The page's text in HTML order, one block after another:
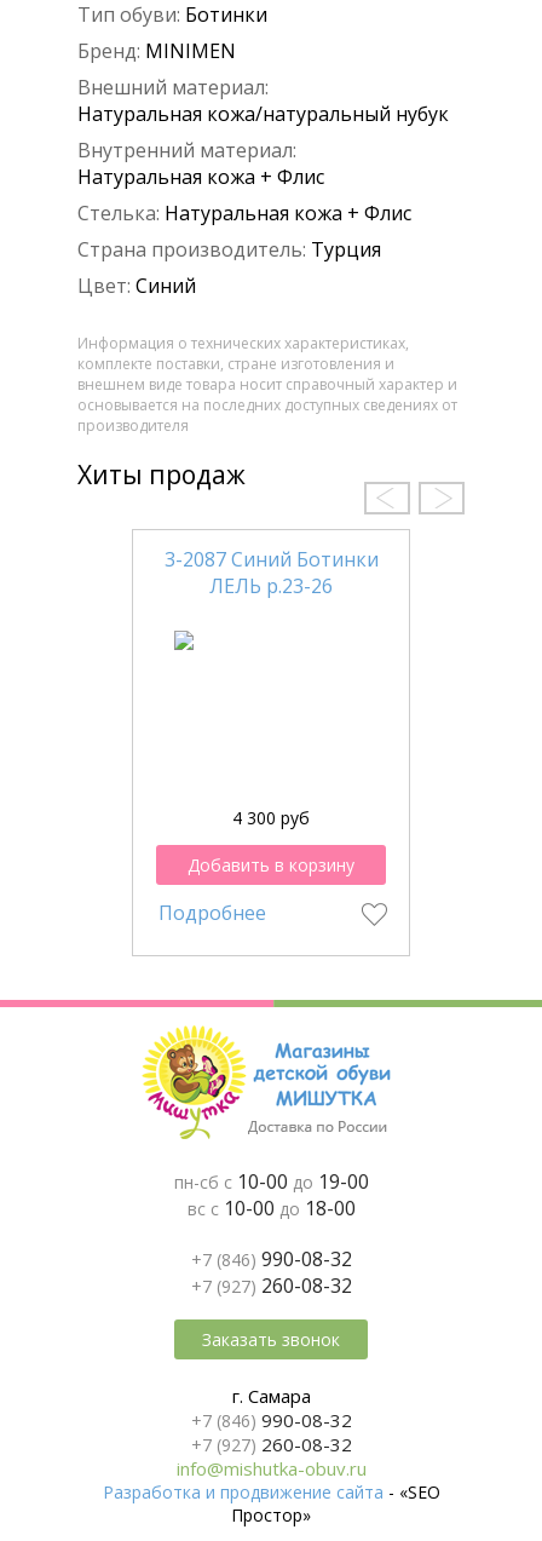
Тип обуви: Ботинки
Бренд: MINIMEN
Внешний материал:
Натуральная кожа/натуральный нубук
Внутренний материал:
Натуральная кожа + Флис
Стелька: Натуральная кожа + Флис
Страна производитель: Турция
Цвет: Синий
Информация о технических характеристиках,
комплекте поставки, стране изготовления и
внешнем виде товара носит справочный характер и
основывается на последних доступных сведениях от
производителя
Хиты продаж
3-2087 Синий Ботинки
ЛЕЛЬ р.23-26
4 300 руб
Добавить в корзину
Подробнее
пн-сб с 10-00 до 19-00
вс с 10-00 до 18-00
+7 (846) 990-08-32
+7 (927) 260-08-32
Заказать звонок
г. Самара
+7 (846) 990-08-32
+7 (927) 260-08-32
info@mishutka-obuv.ru
Разработка и продвижение сайта - «SEO
Простор»